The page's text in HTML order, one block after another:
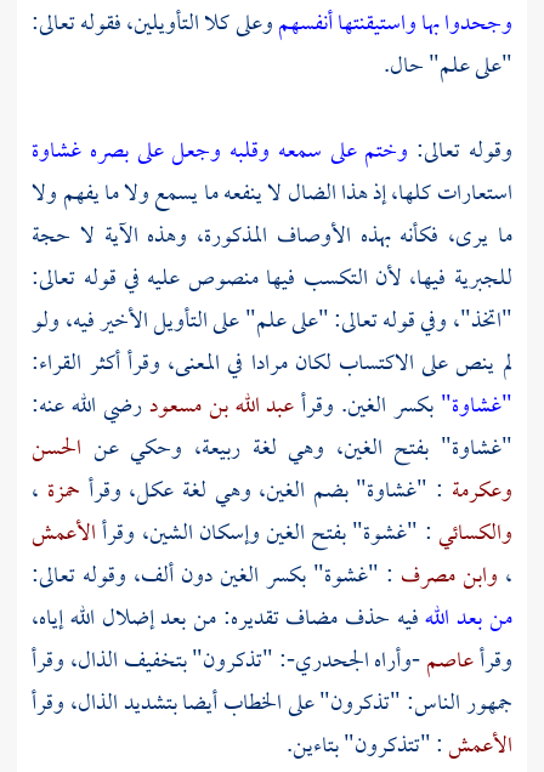
وجحدوا بها واستيقنتها أنفسهموعلى كلا التأويلين، فقوله تعالى:
"على علم" حال.
وقوله تعالى: وختم على سمعه وقلبه وجعل على بصره غشاوة
استعارات كلها، إذ هذا الضال لا ينفعه ما يسمع ولا ما يفهم ولا
ما يرى، فكأنه بهذه الأوصاف المذكورة، وهذه الآية لا حجة
للجبرية فيها، لأن التكسب فيها منصوص عليه في قوله تعالى:
"اتخذ"، وفي قوله تعالى: "على علم" على التأويل الأخير فيه، ولو
لم ينص على الاكتساب لكان مرادا في المعنى، وقرأ أكثر القراء:
"غشاوة"بكسر الغين. وقرأعبد الله بن مسعودرضي الله عنه:
"غشاوة" بفتح الغين، وهي لغة ربيعة، وحكي عن الحسن
وعكرمة : "غشاوة" بضم الغين، وهي لغة عكل، وقرأ حمزة ،
والكسائي: "غشوة" بفتح الغين وإسكان الشين، وقرأالأعمش
، وابن مصرف : "غشوة" بكسر الغين دون ألف، وقوله تعالى:
من بعد اللهفيه حذف مضاف تقديره: من بعد إضلال الله إياه،
وقرأعاصم-وأراهالجحدري-:"تذكرون" بتخفيف الذال، وقرأ
جمهور الناس: "تذكرون" على الخطاب أيضا بتشديد الذال، وقرأ
الأعمش: "تتذكرون" بتاءين.